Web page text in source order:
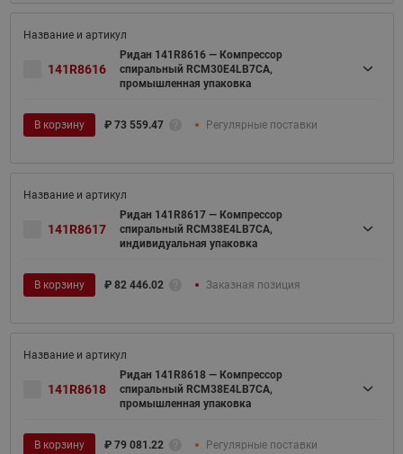
141R8616
Ридан 141R8616 — Компрессор
спиральный RCM30E4LB7CA,
промышленная упаковка
В корзину ₽ 73 559.47 Регулярные поставки
141R8617
Ридан 141R8617 — Компрессор
спиральный RCM38E4LB7CA,
индивидуальная упаковка
В корзину ₽ 82 446.02 Заказная позиция
141R8618
Ридан 141R8618 — Компрессор
спиральный RCM38E4LB7CA,
промышленная упаковка
В корзину ₽ 79 081.22 Регулярные поставки